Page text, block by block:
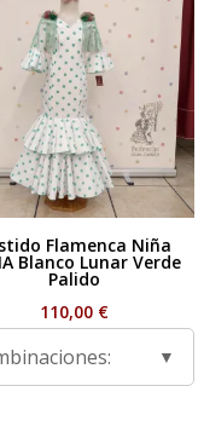
Flamenca Niña
Blanco Lunar Verde
Palido
110,00 €